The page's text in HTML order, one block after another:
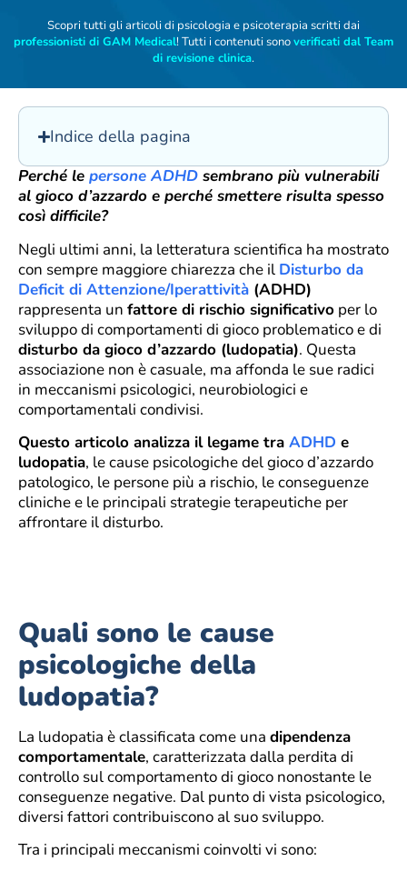
Scopri tutti gli articoli di psicologia e psicoterapia scritti dai
professionisti di GAM Medical! Tutti i contenuti sonoverificati dal Team
di revisione clinica.
Indice della pagina
Perché le persone ADHD sembrano più vulnerabili
al gioco d’azzardo e perché smettere risulta spesso
così difficile?
Negli ultimi anni, la letteratura scientifica ha mostrato
con sempre maggiore chiarezza che il Disturbo da
Deficit di Attenzione/Iperattività (ADHD)
rappresenta un fattore di rischio significativo per lo
sviluppo di comportamenti di gioco problematico e di
disturbo da gioco d’azzardo (ludopatia). Questa
associazione non è casuale, ma affonda le sue radici
in meccanismi psicologici, neurobiologici e
comportamentali condivisi.
Questo articolo analizza il legame tra ADHD e
ludopatia, le cause psicologiche del gioco d’azzardo
patologico, le persone più a rischio, le conseguenze
cliniche e le principali strategie terapeutiche per
affrontare il disturbo.
Quali sono le cause
psicologiche della
ludopatia?
La ludopatia è classificata come una dipendenza
comportamentale, caratterizzata dalla perdita di
controllo sul comportamento di gioco nonostante le
conseguenze negative. Dal punto di vista psicologico,
diversi fattori contribuiscono al suo sviluppo.
Tra i principali meccanismi coinvolti vi sono: